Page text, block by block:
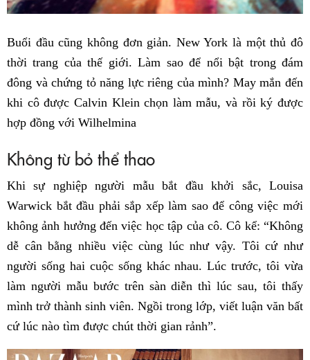
Buổi đầu cũng không đơn giản. New York là một thủ đô
thời trang của thế giới. Làm sao để nổi bật trong đám
đông và chứng tỏ năng lực riêng của mình? May mắn đến
khi cô được Calvin Klein chọn làm mẫu, và rồi ký được
hợp đồng với Wilhelmina
Không từ bỏ thể thao
Khi sự nghiệp người mẫu bắt đầu khởi sắc, Louisa
Warwick bắt đầu phải sắp xếp làm sao để công việc mới
không ảnh hưởng đến việc học tập của cô. Cô kể: “Không
dễ cân bằng nhiều việc cùng lúc như vậy. Tôi cứ như
người sống hai cuộc sống khác nhau. Lúc trước, tôi vừa
làm người mẫu bước trên sàn diễn thì lúc sau, tôi thấy
mình trở thành sinh viên. Ngồi trong lớp, viết luận văn bất
cứ lúc nào tìm được chút thời gian rảnh”.